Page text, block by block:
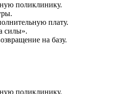
поликлинику.
плату.
силы».
на базу.
поликлинику.